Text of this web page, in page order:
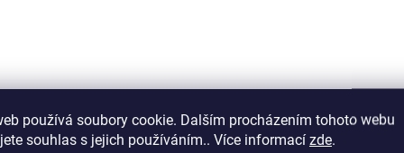
používá soubory cookie. Dalším procházením tohoto webu
souhlas s jejich používáním.. Více informací zde.